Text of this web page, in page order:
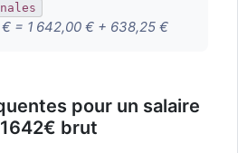
= 1 642,00 € + 638,25 €
pour un salaire
brut